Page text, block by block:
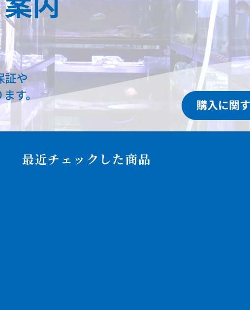
最近チェックした商品